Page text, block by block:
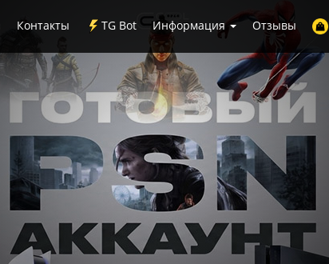
Контакты TG Bot Информация Отзывы